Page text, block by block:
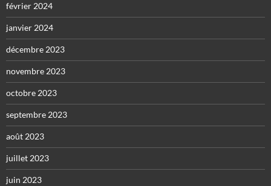
février 2024
janvier 2024
décembre 2023
novembre 2023
octobre 2023
septembre 2023
août 2023
juillet 2023
juin 2023